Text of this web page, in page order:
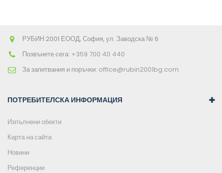
РУБИН 2001 ЕООД, София, ул. Заводска № 6
Позвънете сега: +359 700 40 440
За запитвания и поръчки: office@rubin2001bg.com
ПОТРЕБИТЕЛСКА ИНФОРМАЦИЯ
Изпълнени обекти
Карта на сайта
Новини
Референции